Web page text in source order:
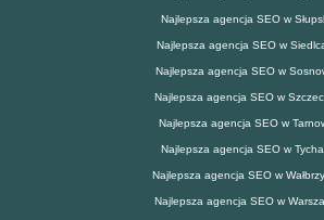
Najlepsza agencja SEO w
Najlepsza agencja SEO w
Najlepsza agencja SEO w
Najlepsza agencja SEO w
Najlepsza agencja SEO w
Najlepsza agencja SEO w
Najlepsza agencja SEO w
Najlepsza agencja SEO w